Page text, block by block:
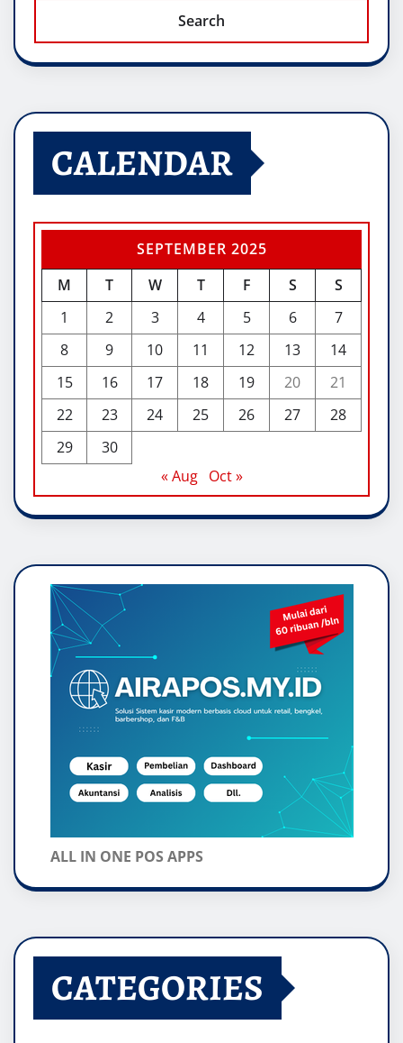
Search
CALENDAR
SEPTEMBER 2025
M
T W T F S
S
1
2 3 4 5 6
7
8
9 10 11 12 13
14
15
16 17 18 19 20
21
22
23 24 25 26 27
28
29
30
« Aug
Oct »
ALL IN ONE POS APPS
CATEGORIES